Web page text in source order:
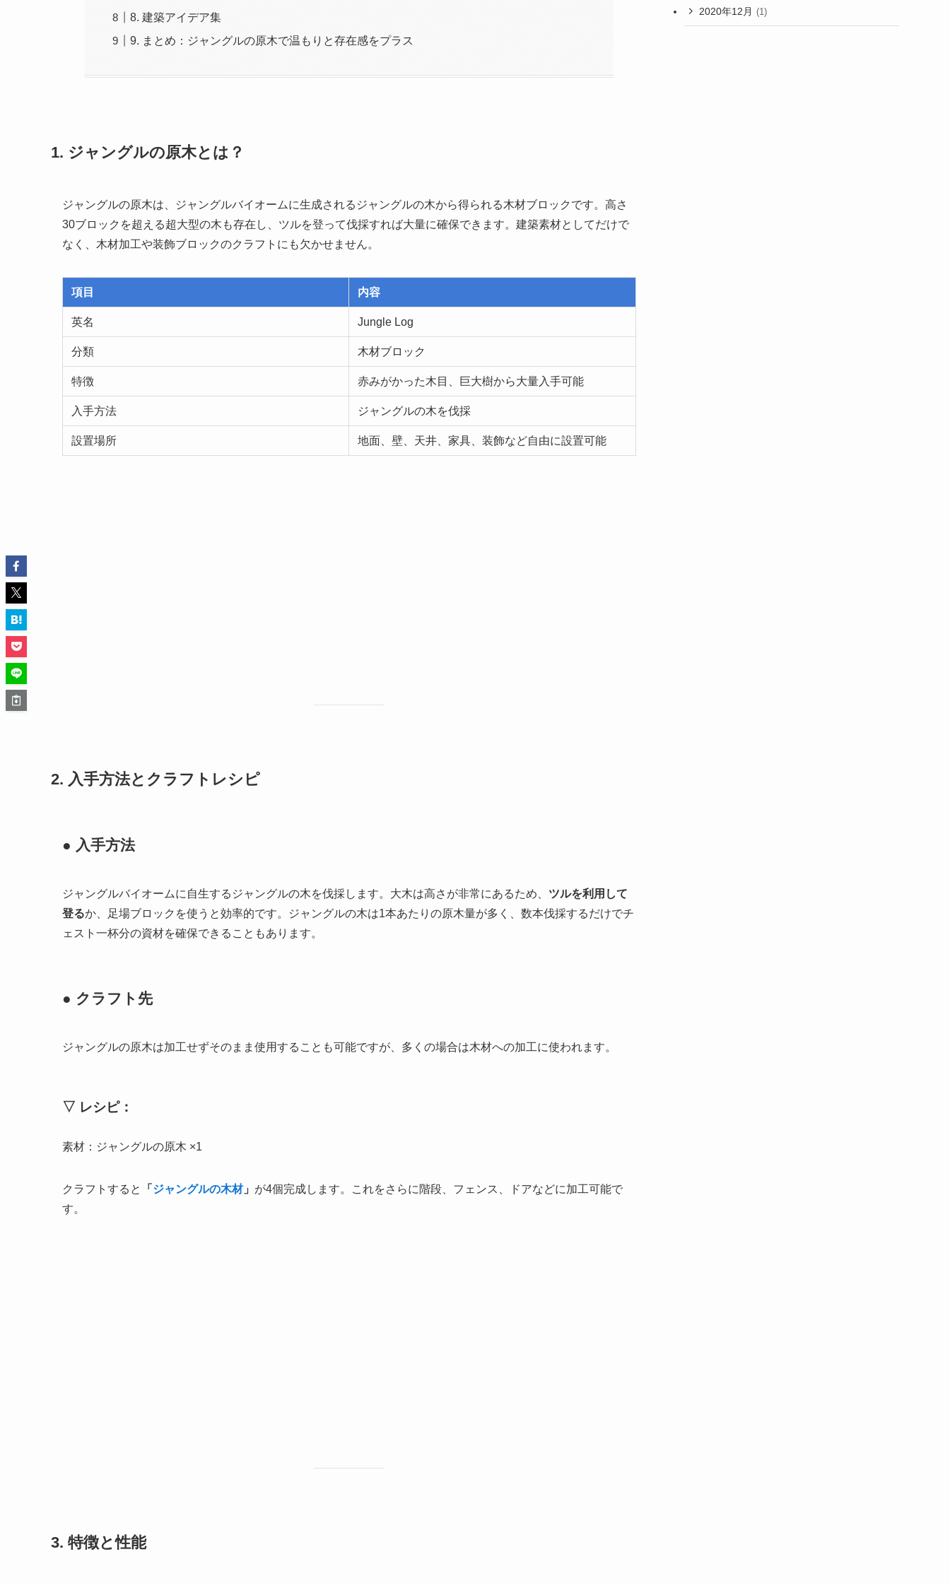
8. 建築アイデア集
9. まとめ：ジャングルの原木で温もりと存在感をプラス
1. ジャングルの原木とは？
ジャングルの原木は、ジャングルバイオームに生成されるジャングルの木から得られる木材ブロックです。高さ
30ブロックを超える超大型の木も存在し、ツルを登って伐採すれば大量に確保できます。建築素材としてだけで
なく、木材加工や装飾ブロックのクラフトにも欠かせません。
項目 内容
英名 Jungle Log
分類 木材ブロック
特徴 赤みがかった木目、巨大樹から大量入手可能
入手方法 ジャングルの木を伐採
設置場所 地面、壁、天井、家具、装飾など自由に設置可能
2. 入手方法とクラフトレシピ
● 入手方法
ジャングルバイオームに自生するジャングルの木を伐採します。大木は高さが非常にあるため、 ツルを利用して
登るか、足場ブロックを使うと効率的です。ジャングルの木は1本あたりの原木量が多く、数本伐採するだけでチ
ェスト一杯分の資材を確保できることもあります。
● クラフト先
ジャングルの原木は加工せずそのまま使用することも可能ですが、多くの場合は木材への加工に使われます。
▽ レシピ：
素材：ジャングルの原木 ×1
クラフトすると 「 ジャングルの木材」 が4個完成します。これをさらに階段、フェンス、ドアなどに加工可能で
す。
3. 特徴と性能
2020年12月 (1)